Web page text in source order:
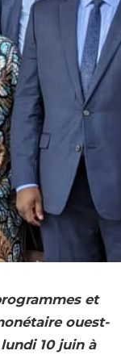
et
ouest-
10 juin à